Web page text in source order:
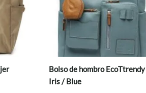
Bolso de hombro EcoTtrendy
Iris / Blue